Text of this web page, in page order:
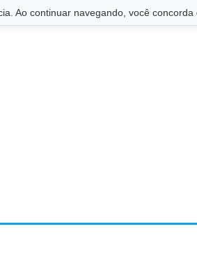
Ao continuar navegando, você concorda